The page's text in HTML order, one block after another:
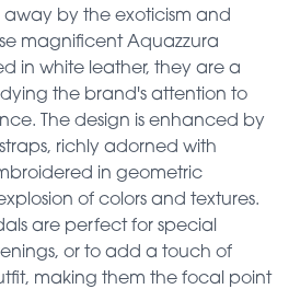
away by the exoticism and
magnificent Aquazzura
in white leather, they are a
the brand's attention to
The design is enhanced by
richly adorned with
in geometric
of colors and textures.
are perfect for special
or to add a touch of
making them the focal point